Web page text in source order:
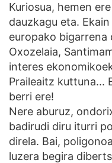
Kuriosua, hemen
dauzkagu eta.
europako
Oxozelaia,
interes
Praileaitz kuttuna...
berri ere!
Nere aburuz,
badirudi diru iturri
direla. Bai,
luzera begira